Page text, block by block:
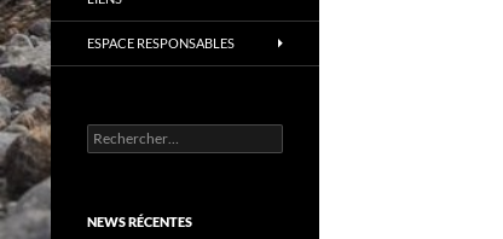
ESPACE RESPONSABLES
Rechercher :
NEWS RÉCENTES